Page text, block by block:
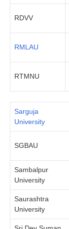
RDVV
RMLAU
RTMNU
Sarguja
University
SGBAU
Sambalpur
University
Saurashtra
University